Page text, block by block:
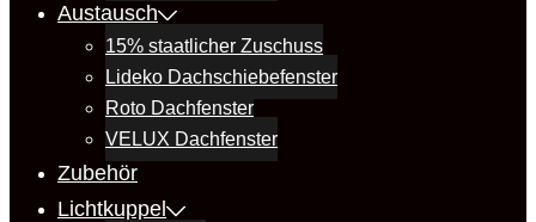
Austausch
15% staatlicher Zuschuss
Lideko Dachschiebefenster
Roto Dachfenster
VELUX Dachfenster
Zubehör
Lichtkuppel